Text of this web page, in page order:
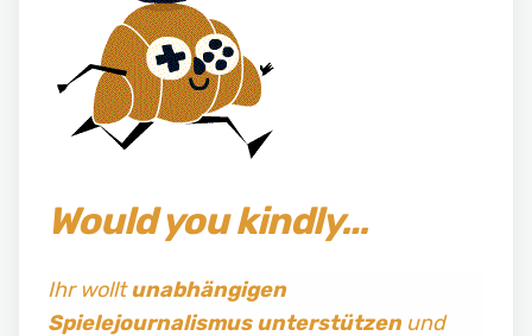
Would you kindly…
Ihr wolltunabhängigen
Spielejournalismus unterstützenund